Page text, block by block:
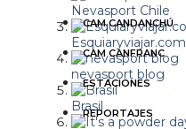
Nevasport Chile
Esquiaryviajar.com
nevasport blog
Brasil
CAM CANDANCHÚ
CAM CANFRANC
ESTACIONES
REPORTAJES